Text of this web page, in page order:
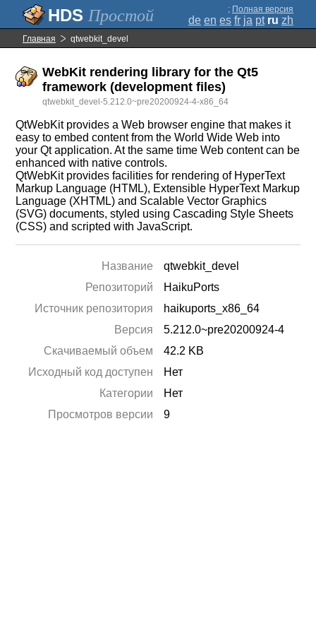
Простой ; Полная версия
de en es fr ja pt ru zh
Главная qtwebkit_devel
WebKit rendering library for the Qt5
framework (development files)
qtwebkit_devel-5.212.0~pre20200924-4-x86_64
QtWebKit provides a Web browser engine that makes it
easy to embed content from the World Wide Web into
your Qt application. At the same time Web content can be
enhanced with native controls.
QtWebKit provides facilities for rendering of HyperText
Markup Language (HTML), Extensible HyperText Markup
Language (XHTML) and Scalable Vector Graphics
(SVG) documents, styled using Cascading Style Sheets
(CSS) and scripted with JavaScript.
Название
qtwebkit_devel
Репозиторий
HaikuPorts
Источник репозитория
haikuports_x86_64
Версия
5.212.0~pre20200924-4
Скачиваемый объем
42.2 KB
Исходный код доступен
Нет
Категории
Нет
Просмотров версии
9